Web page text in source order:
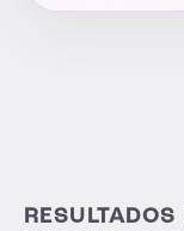
RESULTADOS